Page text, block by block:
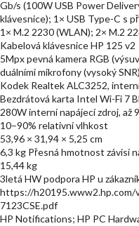
Gb/s (100W USB Power
klávesnice); 1× USB Type-C s
1× M.2 2230 (WLAN); 2× M.2
Kabelová klávesnice HP 125 v2
5Mpx pevná kamera RGB
duálními mikrofony (vysoký SNR)
Kodek Realtek ALC3252,
Bezdrátová karta Intel Wi-Fi 7
280W interní napájecí zdroj, až
10–90% relativní vlhkost
53,96 × 31,94 × 5,25 cm
6,3 kg Přesná hmotnost závisí
15,44 kg
3letá HW podpora HP u
https://h20195.www2.hp.com/
7123CSE.pdf
HP Notifications; HP PC